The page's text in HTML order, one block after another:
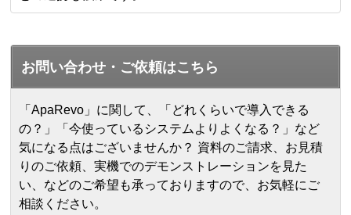
お問い合わせ・ご依頼はこちら
「ApaRevo」に関して、「どれくらいで導入できる
の？」「今使っているシステムよりよくなる？」など
気になる点はございませんか？ 資料のご請求、お見積
りのご依頼、実機でのデモンストレーションを見た
い、などのご希望も承っておりますので、お気軽にご
相談ください。